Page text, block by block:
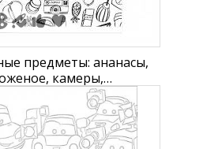
предметы: ананасы,
камеры,
солнцезащитные
солнцезащитные
лимоны